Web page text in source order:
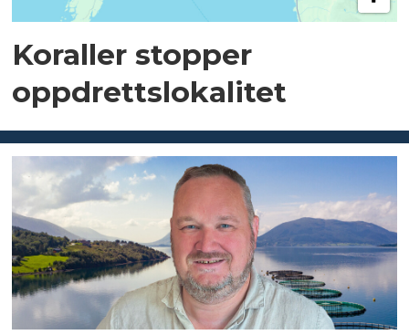
Koraller stopper
oppdrettslokalitet